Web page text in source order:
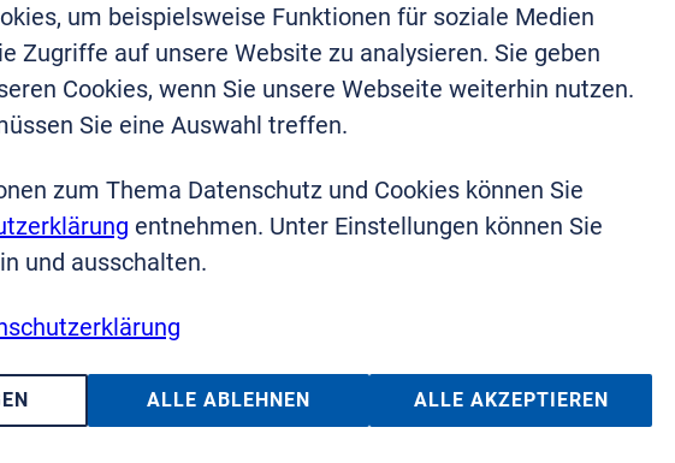
um beispielsweise Funktionen für soziale Medien
Zugriffe auf unsere Website zu analysieren. Sie geben
Cookies, wenn Sie unsere Webseite weiterhin nutzen.
Sie eine Auswahl treffen.
zum Thema Datenschutz und Cookies können Sie
entnehmen. Unter Einstellungen können Sie
und ausschalten.
ALLE ABLEHNEN ALLE AKZEPTIEREN